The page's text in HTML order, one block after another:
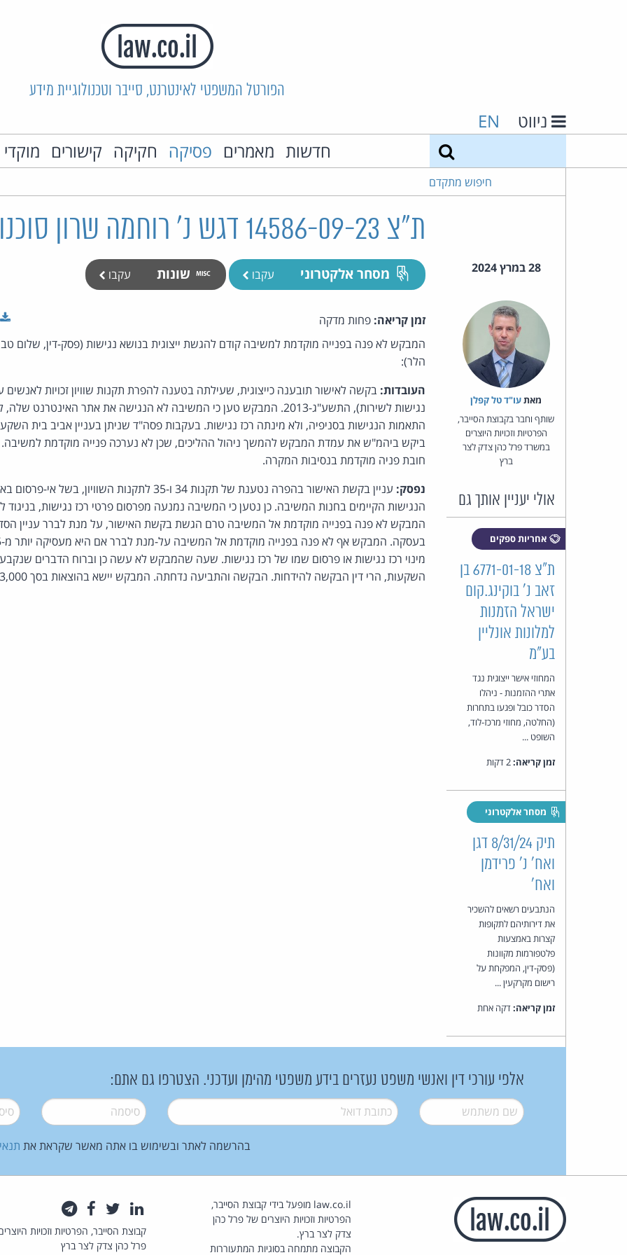
הפורטל המשפטי לאינטרנט, סייבר וטכנולוגיית מידע
ניווט EN
חדשות מאמרים פסיקה חקיקה קישורים
חיפוש מתקדם
ת"צ 14586-09-23 דגש נ' רוחמה שרון סוכנויות בע"מ
28 במרץ 2024 מסחר אלקטרוני עקבו שונות עקבו
מאת‏עו"ד טל קפלן
שותף וחבר בקבוצת הסייבר,
הפרטיות וזכויות היוצרים
במשרד פרל כהן צדק לצר
ברץ
אולי יעניין אותך גם
אחריות ספקים
ת"צ 6771-01-18 בן
זאב נ' בוקינג.קום
ישראל הזמנות
למלונות אונליין
בע"מ
המחוזי אישר ייצוגית נגד
אתרי ההזמנות - ניהלו
הסדר כובל ופגעו בתחרות
(החלטה, מחוזי מרכז-לוד,
השופט ...
זמן קריאה:
מסחר אלקטרוני
תיק 8/31/24 דגן
ואח' נ' פרידמן
ואח'
הנתבעים רשאים להשכיר
את דירותיהם לתקופות
קצרות באמצעות
פלטפורמות מקוונות
(פסק-דין, המפקחת על
רישום מקרקעין ...
זמן קריאה:דקה אחת
זמן קריאה: פחות מדקה
המבקש לא פנה בפנייה מוקדמת למשיבה קודם להגשת ייצוגית בנושא נגישות (פסק-דין, שלום
הלר):
העובדות: בקשה לאישור תובענה כייצוגית, שעילתה בטענה להפרת תקנות שוויון זכויות
נגישות לשירות), התשע"ג-2013. המבקש טען כי המשיבה לא הנגישה את אתר
התאמות הנגישות בסניפיה, ולא מינתה רכז נגישות. בעקבות פסה"ד שניתן בעניין אביב בית
ביקש ביהמ"ש את עמדת המבקש להמשך ניהול ההליכים, שכן לא נערכה פנייה מוקדמת
חובת פניה מוקדמת בנסיבות המקרה.
נפסק:
עניין בקשת האישור בהפרה נטענת של תקנות 34 ו-35 לתקנות
המבקש לא פנה בפנייה מוקדמת אל המשיבה טרם הגשת בקשת האישור, על מנת לברר עניין
מינוי רכז נגישות או פרסום שמו של רכז נגישות. שעה שהמבקש לא עשה כן וברוח הדברים
השקעות, הרי דין הבקשה להידחות. הבקשה והתביעה נדחתה. המבקש יישא בהוצאות בסך 3,000 ש"ח.
אלפי עורכי דין ואנשי משפט נעזרים בידע משפטי מהימן ועדכני. הצטרפו גם אתם:
שם משתמש* דואל* סיסמה*
בהרשמה לאתר ובשימוש בו אתה מאשר שקראת את
law.co.il מופעל בידי קבוצת הסייבר,
הפרטיות וזכויות היוצרים של פרל כהן
צדק לצר ברץ.
הקבוצה מתמחה בסוגיות המתעוררות
לינקדאין
טוויטרפייסבוק
קבוצת הסייבר, הפרטיות וזכויות
פרל כהן צדק לצר ברץ